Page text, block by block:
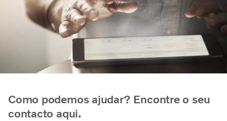
Como podemos ajudar? Encontre o seu
contacto aqui.